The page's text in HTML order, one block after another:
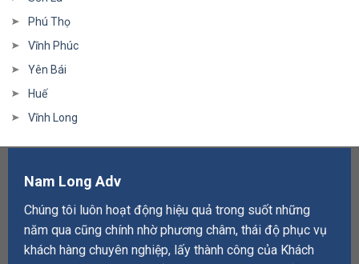
Phú Thọ
Vĩnh Phúc
Yên Bái
Huế
Vĩnh Long
Nam Long Adv
Chúng tôi luôn hoạt động hiệu quả trong suốt những
năm qua cũng chính nhờ phương châm, thái độ phục vụ
khách hàng chuyên nghiệp, lấy thành công của Khách